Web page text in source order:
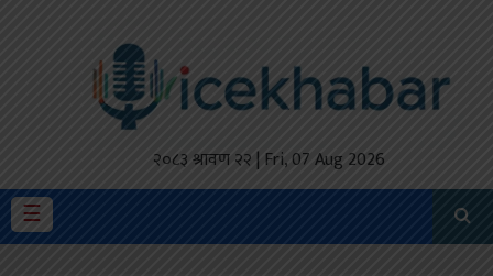
२०८३ श्रावण २२ | Fri, 07 Aug 2026
☰
मैथिली
प्रदेश